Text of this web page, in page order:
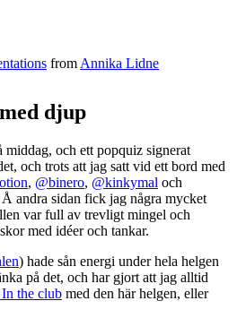
from Annika Lidne
djup
och ett popquiz signerat
och trots att jag satt vid ett bord med
, @binero, @kinkymal och
andra sidan fick jag några mycket
var full av trevligt mingel och
med idéer och tankar.
) hade sån energi under hela helgen
på det, och har gjort att jag alltid
In the club med den här helgen, eller